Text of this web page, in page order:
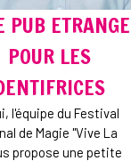
PUB ETRANGE
POUR LES
l'équipe du Festival
de Magie "Vive La
propose une petite